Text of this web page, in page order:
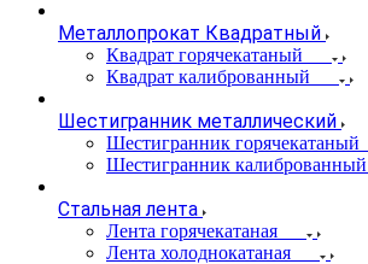
Металлопрокат Квадратный
Квадрат горячекатаный
Квадрат калиброванный
Шестигранник металлический
Шестигранник горячекатаный
Шестигранник калиброванный
Стальная лента
Лента горячекатаная
Лента холоднокатаная